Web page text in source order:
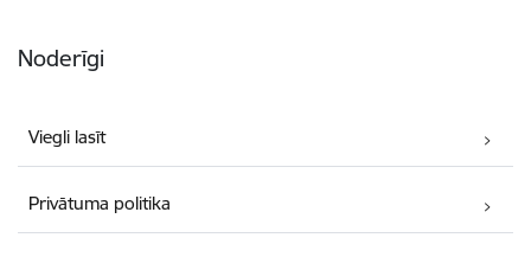
Noderīgi
Viegli lasīt
Privātuma politika